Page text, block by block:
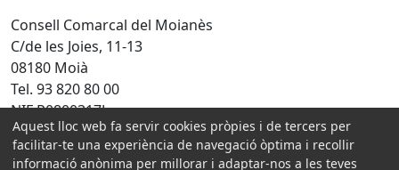
Consell Comarcal del Moianès
C/de les Joies, 11-13
08180 Moià
Tel. 93 820 80 00
NIF P0800317J
Amb la col·laboració de:
Aquest lloc web fa servir cookies pròpies i de tercers per
facilitar-te una experiència de navegació òptima i recollir
informació anònima per millorar i adaptar-nos a les teves